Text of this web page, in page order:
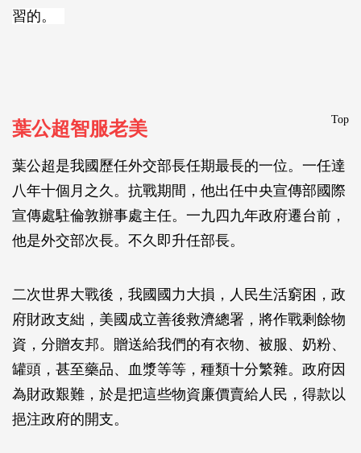
習的。
Top
葉公超智服老美
葉公超是我國歷任外交部長任期最長的一位。一任達
八年十個月之久。抗戰期間，他出任中央宣傳部國際
宣傳處駐倫敦辦事處主任。一九四九年政府遷台前，
他是外交部次長。不久即升任部長。
二次世界大戰後，我國國力大損，人民生活窮困，政
府財政支絀，美國成立善後救濟總署，將作戰剩餘物
資，分贈友邦。贈送給我們的有衣物、被服、奶粉、
罐頭，甚至藥品、血漿等等，種類十分繁雜。政府因
為財政艱難，於是把這些物資廉價賣給人民，得款以
挹注政府的開支。